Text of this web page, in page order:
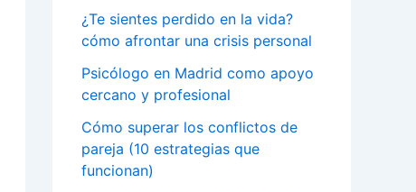
¿Te sientes perdido en la vida?
cómo afrontar una crisis personal
Psicólogo en Madrid como apoyo
cercano y profesional
Cómo superar los conflictos de
pareja (10 estrategias que
funcionan)